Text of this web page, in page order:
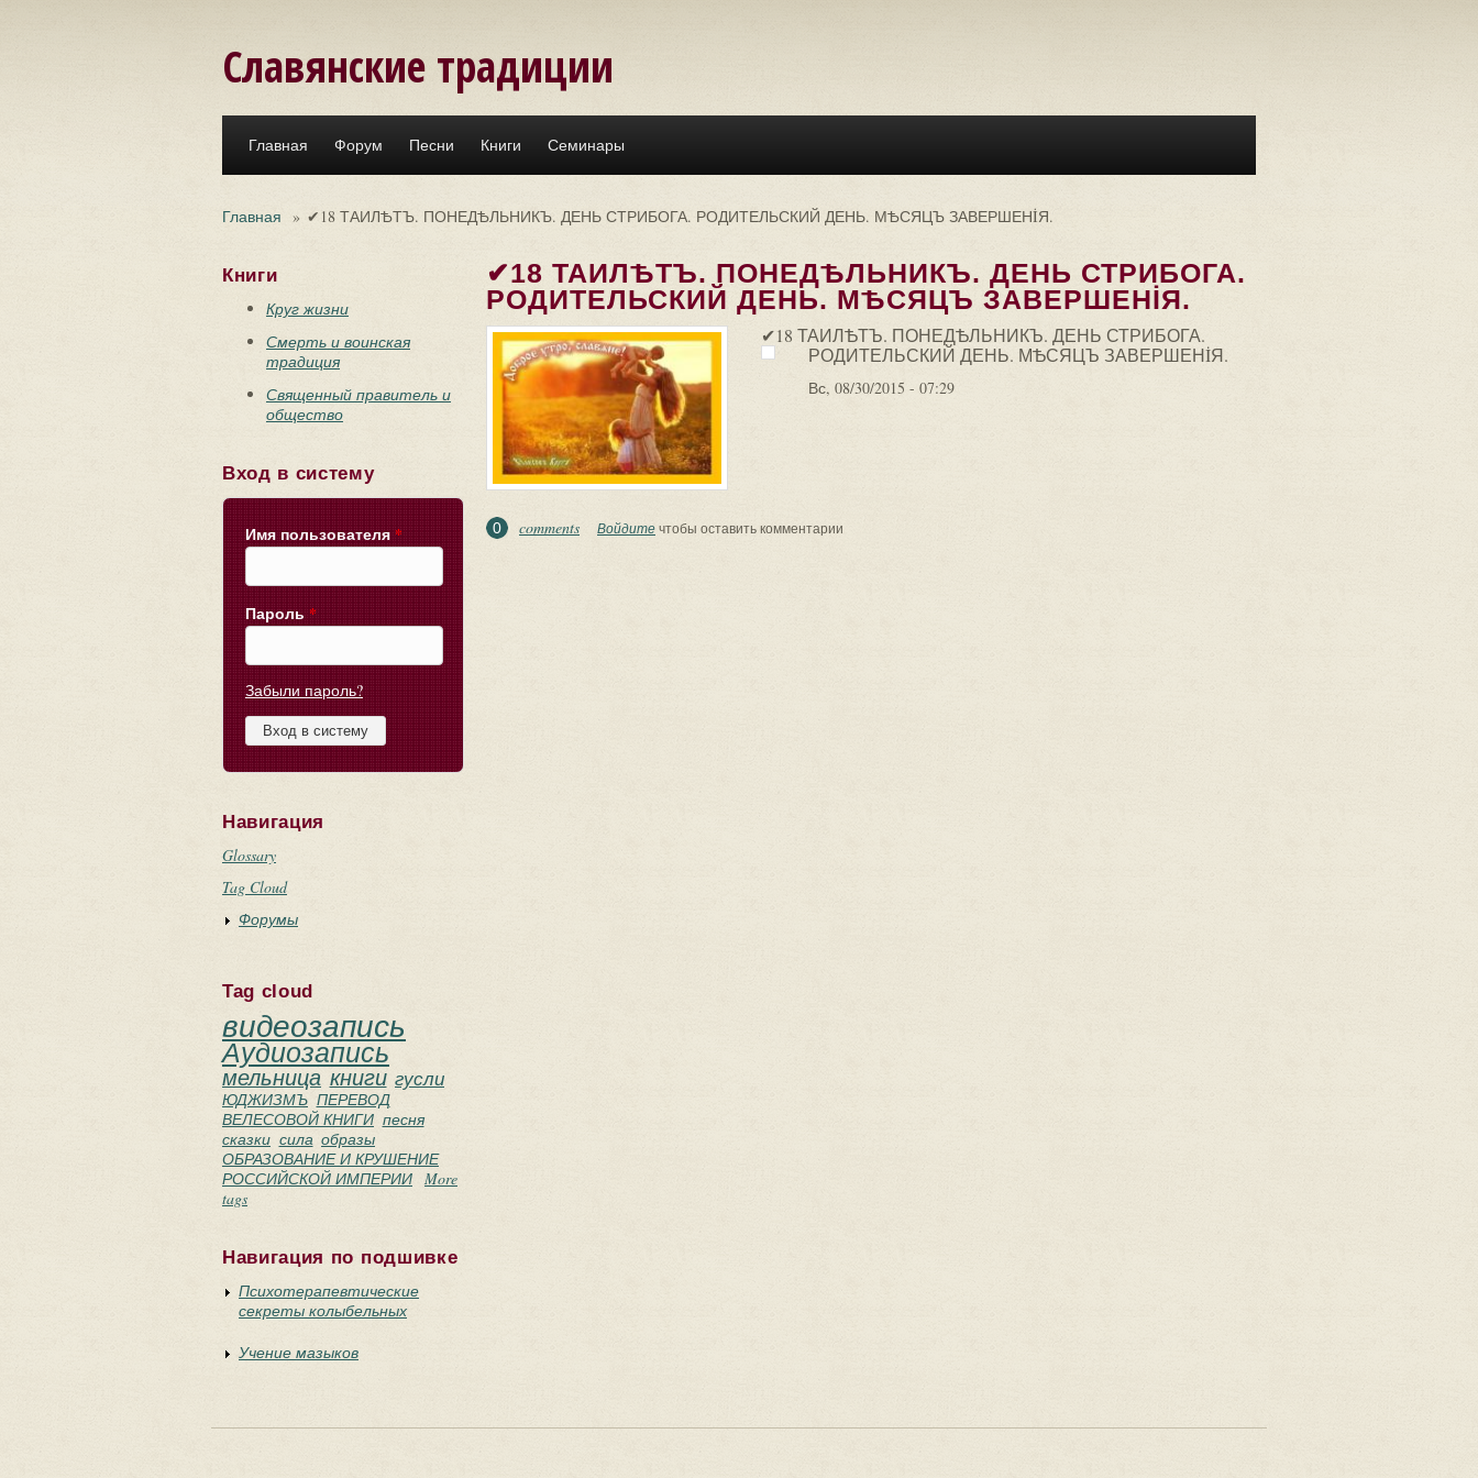
Славянские традиции
Главная Форум Песни Книги Семинары
Главная » ✔18 ТАИЛѢТЪ. ПОНЕДѢЛЬНИКЪ. ДЕНЬ СТРИБОГА. РОДИТЕЛЬСКИЙ ДЕНЬ. МѢСЯЦЪ ЗАВЕРШЕНİЯ.
Книги
Круг жизни
Смерть и воинская
традиция
Священный правитель и
общество
Вход в систему
Имя пользователя *
Пароль *
Забыли пароль?
Навигация
Glossary
Tag Cloud
Форумы
Tag cloud
видеозапись
Аудиозапись
мельница книги гусли
ЮДЖИЗМЪ ПЕРЕВОД
ВЕЛЕСОВОЙ КНИГИ песня
сказки сила образы
ОБРАЗОВАНИЕ И КРУШЕНИЕ
РОССИЙСКОЙ ИМПЕРИИ More
tags
Навигация по подшивке
Психотерапевтические
секреты колыбельных
Учение мазыков
✔18 ТАИЛѢТЪ. ПОНЕДѢЛЬНИКЪ. ДЕНЬ СТРИБОГА.
РОДИТЕЛЬСКИЙ ДЕНЬ. МѢСЯЦЪ ЗАВЕРШЕНİЯ.
✔18 ТАИЛѢТЪ. ПОНЕДѢЛЬНИКЪ. ДЕНЬ СТРИБОГА.
РОДИТЕЛЬСКИЙ ДЕНЬ. МѢСЯЦЪ ЗАВЕРШЕНİЯ.
Вс, 08/30/2015 - 07:29
0 comments Войдитечтобы оставить комментарии